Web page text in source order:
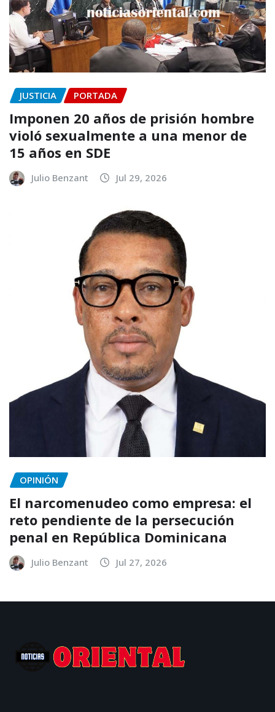
JUSTICIA PORTADA
Imponen 20 años de prisión hombre
violó sexualmente a una menor de
15 años en SDE
Julio Benzant Jul 29, 2026
OPINIÓN
El narcomenudeo como empresa: el
reto pendiente de la persecución
penal en República Dominicana
Julio Benzant Jul 27, 2026